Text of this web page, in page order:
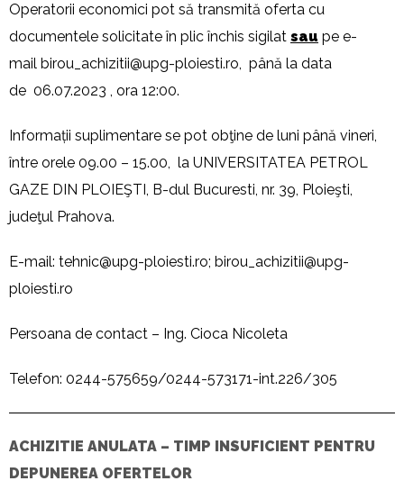
Operatorii economici pot să transmită oferta cu
documentele solicitate în plic închis sigilat sau pe e-
mail birou_achizitii@upg-ploiesti.ro, până la data
de 06.07.2023 , ora 12:00.
Informații suplimentare se pot obţine de luni până vineri,
între orele 09.00 – 15.00, la UNIVERSITATEA PETROL
GAZE DIN PLOIEŞTI, B-dul Bucuresti, nr. 39, Ploieşti,
judeţul Prahova.
E-mail: tehnic@upg-ploiesti.ro; birou_achizitii@upg-
ploiesti.ro
Persoana de contact – Ing. Cioca Nicoleta
Telefon: 0244-575659/0244-573171-int.226/305
ACHIZITIE ANULATA – TIMP INSUFICIENT PENTRU
DEPUNEREA OFERTELOR